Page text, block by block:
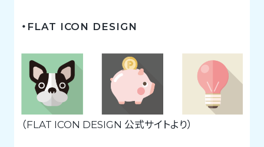
・FLAT ICON DESIGN
（FLAT ICON DESIGN 公式サイトより）